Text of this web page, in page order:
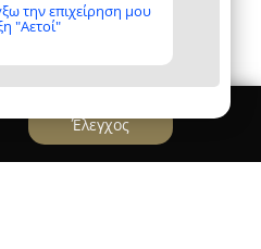
την επιχείρηση μου
"Αετοί"
Έλεγχος